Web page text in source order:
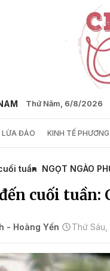
Thứ Năm, 6/8/2026
LỪA ĐẢO KINH TẾ
tuần NGỌT NGÀO
cuối tuần:
- Hoàng Yến Thứ